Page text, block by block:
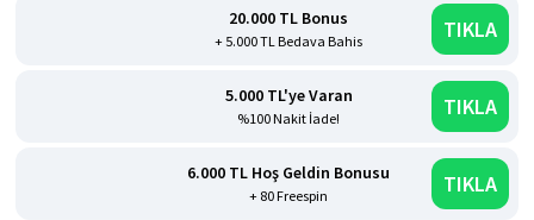
20.000 TL Bonus
+ 5.000 TL Bedava Bahis TIKLA
5.000 TL'ye Varan
%100 Nakit İade! TIKLA
6.000 TL Hoş Geldin Bonusu
+ 80 Freespin TIKLA